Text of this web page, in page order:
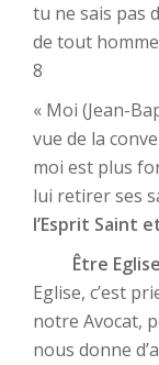
tu ne sais pas
de tout
8
« Moi (Jean-
vue de la
moi est plus
lui retirer ses
l’Esprit Saint
Être Eglise,
Eglise, c’est
notre Avocat,
nous donne